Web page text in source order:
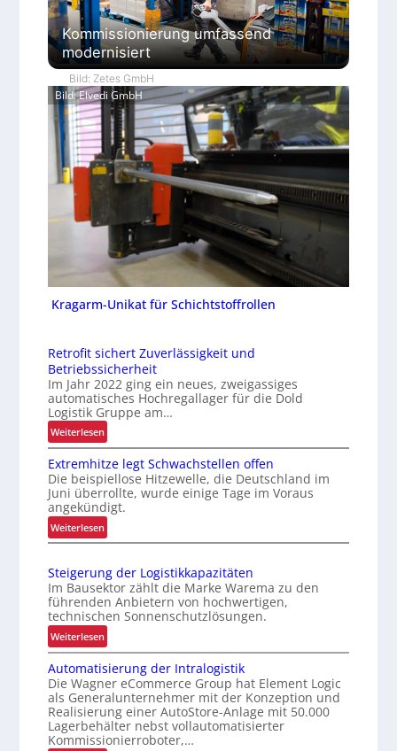
Kommissionierung umfassend
modernisiert
Bild: Zetes GmbH
Bild: Elvedi GmbH
Kragarm-Unikat für Schichtstoffrollen
Retrofit sichert Zuverlässigkeit und
Betriebssicherheit
Im Jahr 2022 ging ein neues, zweigassiges
automatisches Hochregallager für die Dold
Logistik Gruppe am…
Weiterlesen:
R
e
t
r
o
f
s
i
c
h
e
r
t
Z
u
v
Extremhitze legt Schwachstellen offen
Die beispiellose Hitzewelle, die Deutschland im
Juni überrollte, wurde einige Tage im Voraus
angekündigt.
Weiterlesen:
E
t
r
e
m
h
t
z
e
l
e
Steigerung der Logistikkapazitäten
Im Bausektor zählt die Marke Warema zu den
führenden Anbietern von hochwertigen,
technischen Sonnenschutzlösungen.
Weiterlesen:
S
t
e
i
g
e
Automatisierung der Intralogistik
Die Wagner eCommerce Group hat Element Logic
als Generalunternehmer mit der Konzeption und
Realisierung einer AutoStore-Anlage mit 50.000
Lagerbehälter nebst vollautomatisierter
Kommissionierroboter,…